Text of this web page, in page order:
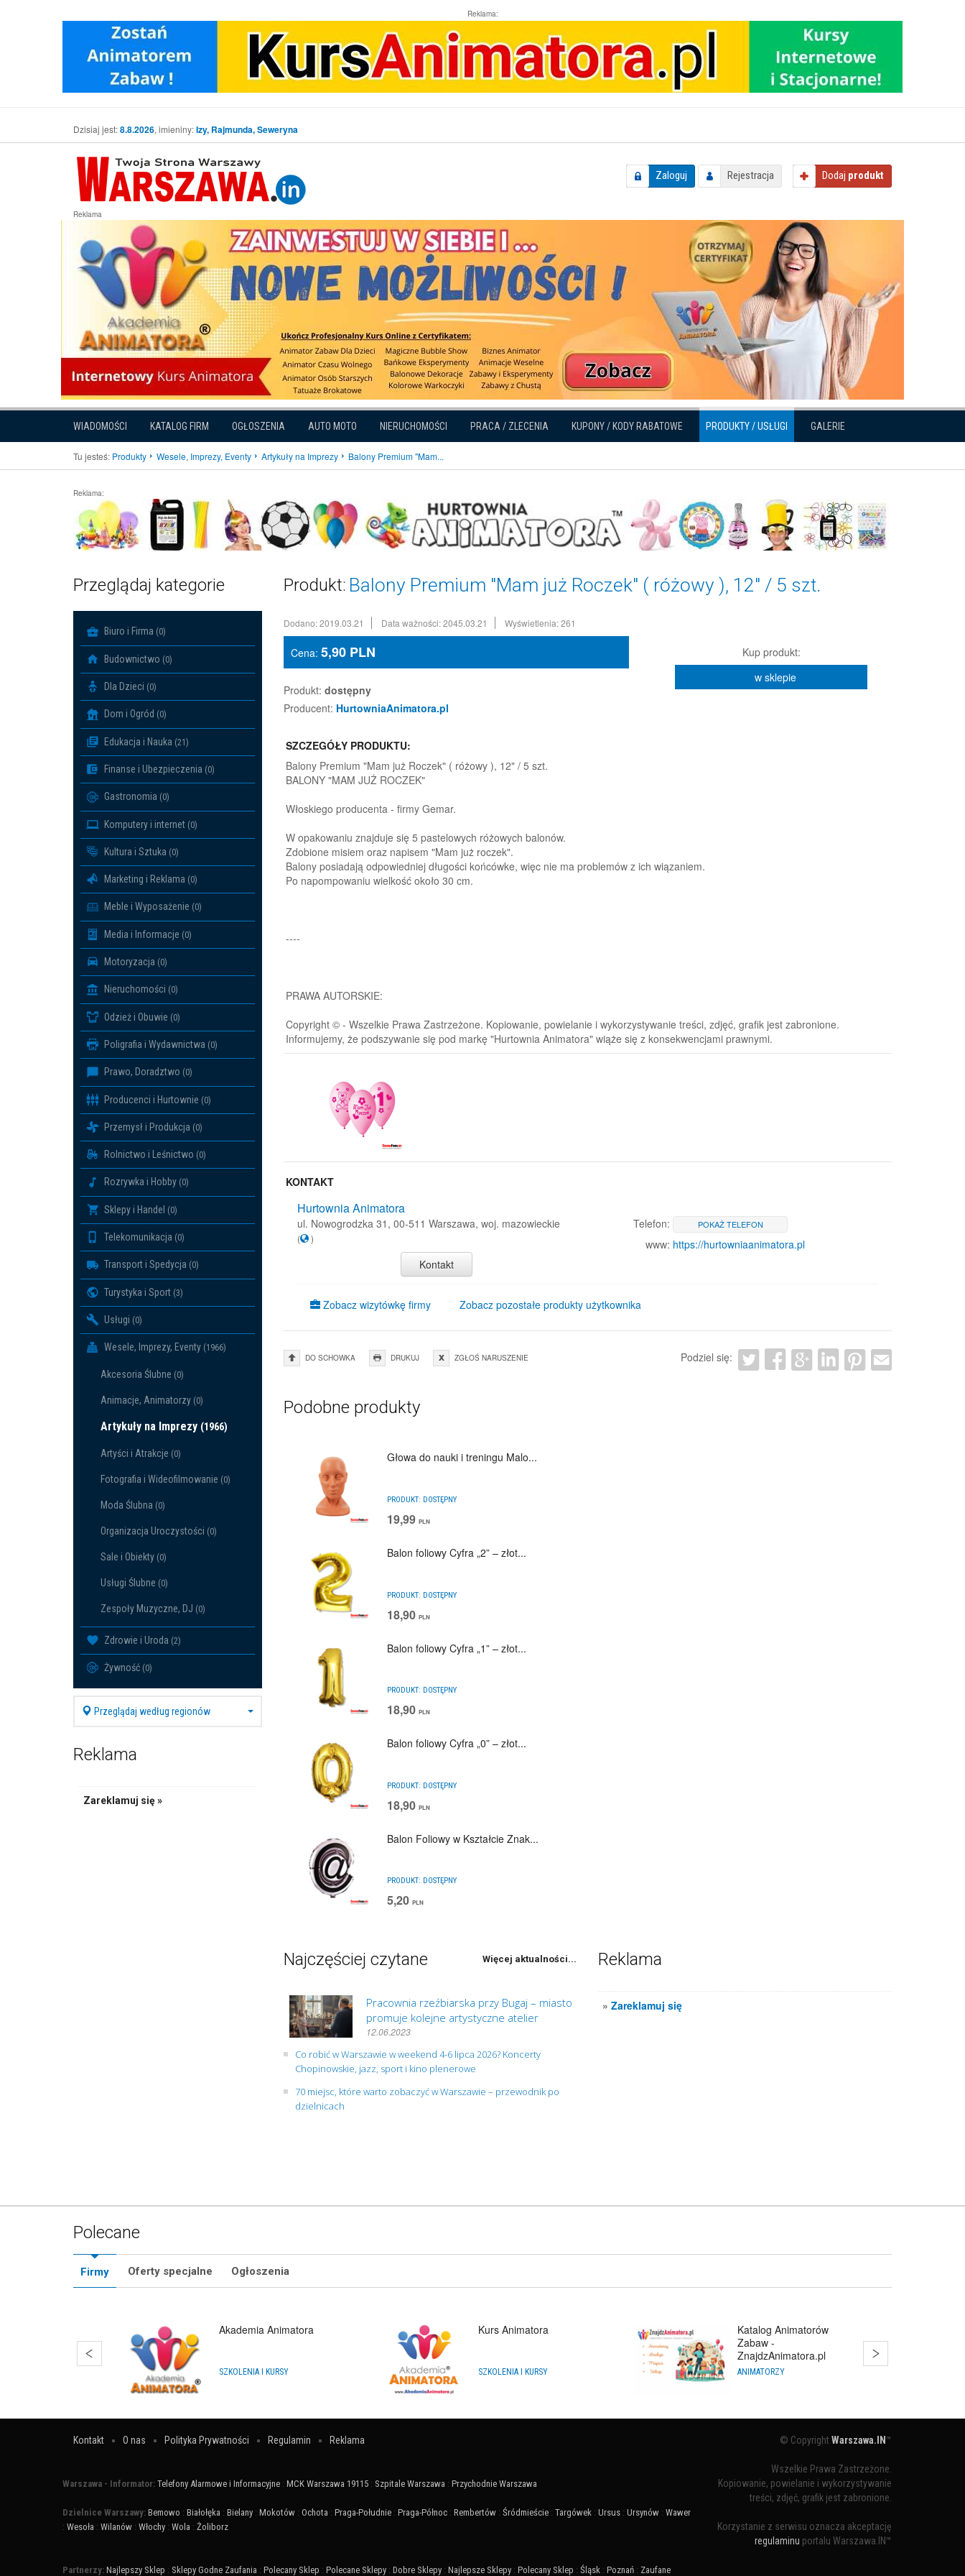
Reklama:
Dzisiaj jest:8.8.2026, imieniny:Izy, Rajmunda, Seweryna
Zaloguj Rejestracja Dodaj produkt
Reklama
WIADOMOŚCI KATALOG FIRM OGŁOSZENIA AUTO MOTO NIERUCHOMOŚCI PRACA / ZLECENIA KUPONY / KODY RABATOWE PRODUKTY / USŁUGI GALERIE
Tu jesteś: Produkty Wesele, Imprezy, Eventy Artykuły na Imprezy Balony Premium "Mam...
Reklama:
Przeglądaj kategorie
Biuro i Firma (0)
Budownictwo (0)
Dla Dzieci (0)
Dom i Ogród (0)
Edukacja i Nauka (21)
Finanse i Ubezpieczenia (0)
Gastronomia (0)
Komputery i internet (0)
Kultura i Sztuka (0)
Marketing i Reklama (0)
Meble i Wyposażenie (0)
Media i Informacje (0)
Motoryzacja (0)
Nieruchomości (0)
Odzież i Obuwie (0)
Poligrafia i Wydawnictwa (0)
Prawo, Doradztwo (0)
Producenci i Hurtownie (0)
Przemysł i Produkcja (0)
Rolnictwo i Leśnictwo (0)
Rozrywka i Hobby (0)
Sklepy i Handel (0)
Telekomunikacja (0)
Transport i Spedycja (0)
Turystyka i Sport (3)
Usługi (0)
Wesele, Imprezy, Eventy (1966)
Akcesoria Ślubne (0)
Animacje, Animatorzy (0)
Artykuły na Imprezy (1966)
Artyści i Atrakcje (0)
Fotografia i Wideofilmowanie (0)
Moda Ślubna (0)
Organizacja Uroczystości (0)
Sale i Obiekty (0)
Usługi Ślubne (0)
Zespoły Muzyczne, DJ (0)
Zdrowie i Uroda (2)
Żywność (0)
Przeglądaj według regionów
Reklama
Zareklamuj się »
Produkt: Balony Premium "Mam już Roczek" ( różowy ), 12" / 5 szt.
Dodano: 2019.03.21 Data ważności: 2045.03.21 Wyświetlenia: 261
Cena: 5,90 PLN
Produkt: dostępny
Producent: HurtowniaAnimatora.pl
Kup produkt:
w sklepie
SZCZEGÓŁY PRODUKTU:
Balony Premium "Mam już Roczek" ( różowy ), 12" / 5 szt.
BALONY "MAM JUŻ ROCZEK"
Włoskiego producenta - firmy Gemar.
W opakowaniu znajduje się 5 pastelowych różowych balonów.
Zdobione misiem oraz napisem "Mam już roczek".
Balony posiadają odpowiedniej długości końcówke, więc nie ma problemów z ich wiązaniem.
Po napompowaniu wielkość około 30 cm.
----
PRAWA AUTORSKIE:
Copyright © - Wszelkie Prawa Zastrzeżone. Kopiowanie, powielanie i wykorzystywanie treści, zdjęć, grafik jest zabronione.
Informujemy, że podszywanie się pod markę "Hurtownia Animatora" wiąże się z konsekwencjami prawnymi.
KONTAKT
Hurtownia Animatora
ul. Nowogrodzka 31, 00-511 Warszawa, woj. mazowieckie
( )
Kontakt
Telefon: POKAŻ TELEFON
www: https://hurtowniaanimatora.pl
Zobacz wizytówkę firmy Zobacz pozostałe produkty użytkownika
DO SCHOWKA DRUKUJ ZGŁOŚ NARUSZENIE Podziel się:
Podobne produkty
Głowa do nauki i treningu Malo...
PRODUKT: DOSTĘPNY
19,99 PLN
Balon foliowy Cyfra „2” – złot...
PRODUKT: DOSTĘPNY
18,90 PLN
Balon foliowy Cyfra „1” – złot...
PRODUKT: DOSTĘPNY
18,90 PLN
Balon foliowy Cyfra „0” – złot...
PRODUKT: DOSTĘPNY
18,90 PLN
Balon Foliowy w Kształcie Znak...
PRODUKT: DOSTĘPNY
5,20 PLN
Najczęściej czytane Więcej aktualności...
Pracownia rzeźbiarska przy Bugaj – miasto
promuje kolejne artystyczne atelier
12.06.2023
Co robić w Warszawie w weekend 4-6 lipca 2026? Koncerty
Chopinowskie, jazz, sport i kino plenerowe
70 miejsc, które warto zobaczyć w Warszawie – przewodnik po
dzielnicach
Reklama
»Zareklamuj się
Polecane
Firmy Oferty specjalne Ogłoszenia
Akademia Animatora
SZKOLENIA I KURSY
Kurs Animatora
SZKOLENIA I KURSY
Katalog Animatorów
Zabaw -
ZnajdzAnimatora.pl
ANIMATORZY
Kontakt O nas Polityka Prywatności Regulamin Reklama
Warszawa - Informator: Telefony Alarmowe i Informacyjne : MCK Warszawa 19115 : Szpitale Warszawa : Przychodnie Warszawa
Dzielnice Warszawy: Bemowo : Białołęka : Bielany : Mokotów : Ochota : Praga-Południe : Praga-Północ : Rembertów : Śródmieście : Targówek : Ursus : Ursynów : Wawer
: Wesoła : Wilanów : Włochy : Wola : Żoliborz
Partnerzy: Najlepszy Sklep : Sklepy Godne Zaufania : Polecany Sklep : Polecane Sklepy : Dobre Sklepy : Najlepsze Sklepy : Polecany Sklep : Śląsk : Poznań : Zaufane
© CopyrightWarszawa.IN ™
Wszelkie Prawa Zastrzeżone.
Kopiowanie, powielanie i wykorzystywanie
treści, zdjęć, grafik jest zabronione.
Korzystanie z serwisu oznacza akceptację
regulaminu portalu Warszawa.IN™